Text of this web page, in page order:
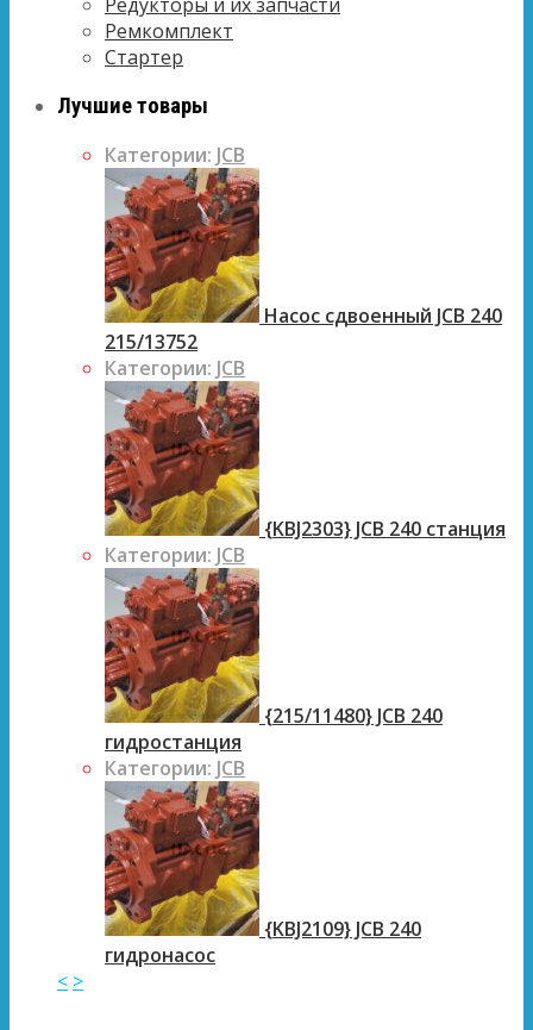
Редукторы и их запчасти
Ремкомплект
Стартер
Лучшие товары
Категории: JCB
Насос сдвоенный JCB 240
215/13752
Категории: JCB
{KBJ2303} JCB 240 станция
Категории: JCB
{215/11480} JCB 240
гидростанция
Категории: JCB
{KBJ2109} JCB 240
гидронасос
< >